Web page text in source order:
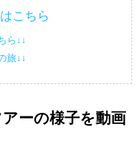
こちら
ら↓↓
旅↓↓
ーの様子を動画